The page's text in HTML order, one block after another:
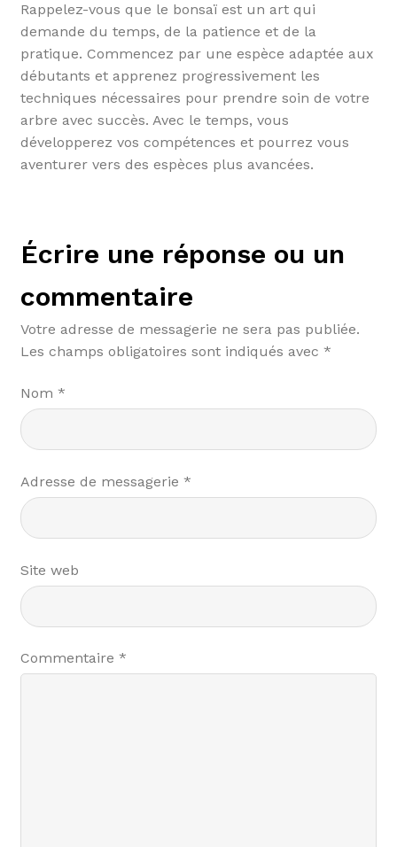
Rappelez-vous que le bonsaï est un art qui
demande du temps, de la patience et de la
pratique. Commencez par une espèce adaptée aux
débutants et apprenez progressivement les
techniques nécessaires pour prendre soin de votre
arbre avec succès. Avec le temps, vous
développerez vos compétences et pourrez vous
aventurer vers des espèces plus avancées.
Écrire une réponse ou un
commentaire
Votre adresse de messagerie ne sera pas publiée.
Les champs obligatoires sont indiqués avec *
Nom *
Adresse de messagerie *
Site web
Commentaire *